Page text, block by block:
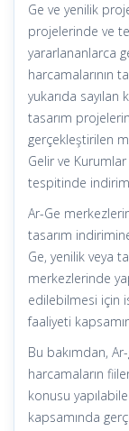
Ge ve yenilik
projelerinde ve
yararlananlarca
harcamalarının
yukarıda
tasarım
gerçekleştirilen
Gelir ve Kurumlar
tespitinde
Ar-Ge
tasarım
Ge, yenilik veya
merkezlerinde
edilebilmesi için
faaliyeti
Bu bakımdan,
harcamaların
konusu
kapsamında